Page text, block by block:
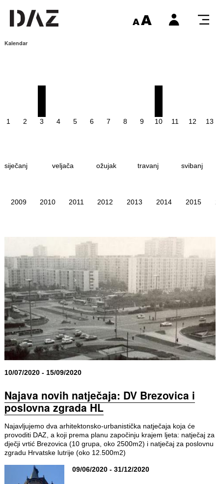
Kalendar
1 2 3 4 5 6 7 8 9 10 11 12 13
siječanj veljača ožujak travanj svibanj
2009 2010 2011 2012 2013 2014 2015
10/07/2020 - 15/09/2020
Najava novih natječaja: DV Brezovica i
poslovna zgrada HL
Najavljujemo dva arhitektonsko-urbanistička natječaja koja će
provoditi DAZ, a koji prema planu započinju krajem ljeta: natječaj za
dječji vrtić Brezovica (10 grupa, oko 2500m2) i natječaj za poslovnu
zgradu Hrvatske lutrije (oko 12.500m2)
09/06/2020 - 31/12/2020